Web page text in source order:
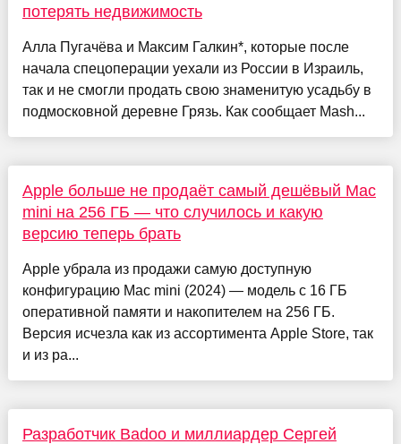
потерять недвижимость
Алла Пугачёва и Максим Галкин*, которые после
начала спецоперации уехали из России в Израиль,
так и не смогли продать свою знаменитую усадьбу в
подмосковной деревне Грязь. Как сообщает Mash...
Apple больше не продаёт самый дешёвый Mac
mini на 256 ГБ — что случилось и какую
версию теперь брать
Apple убрала из продажи самую доступную
конфигурацию Mac mini (2024) — модель с 16 ГБ
оперативной памяти и накопителем на 256 ГБ.
Версия исчезла как из ассортимента Apple Store, так
и из ра...
Разработчик Badoo и миллиардер Сергей